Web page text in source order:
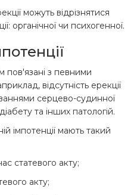
можуть відрізнятися
органічної чи психогенної.
пов'язані з певними
відсутність ерекції
серцево-судинної
та інших патологій.
імпотенції мають такий
статевого акту;
акту;